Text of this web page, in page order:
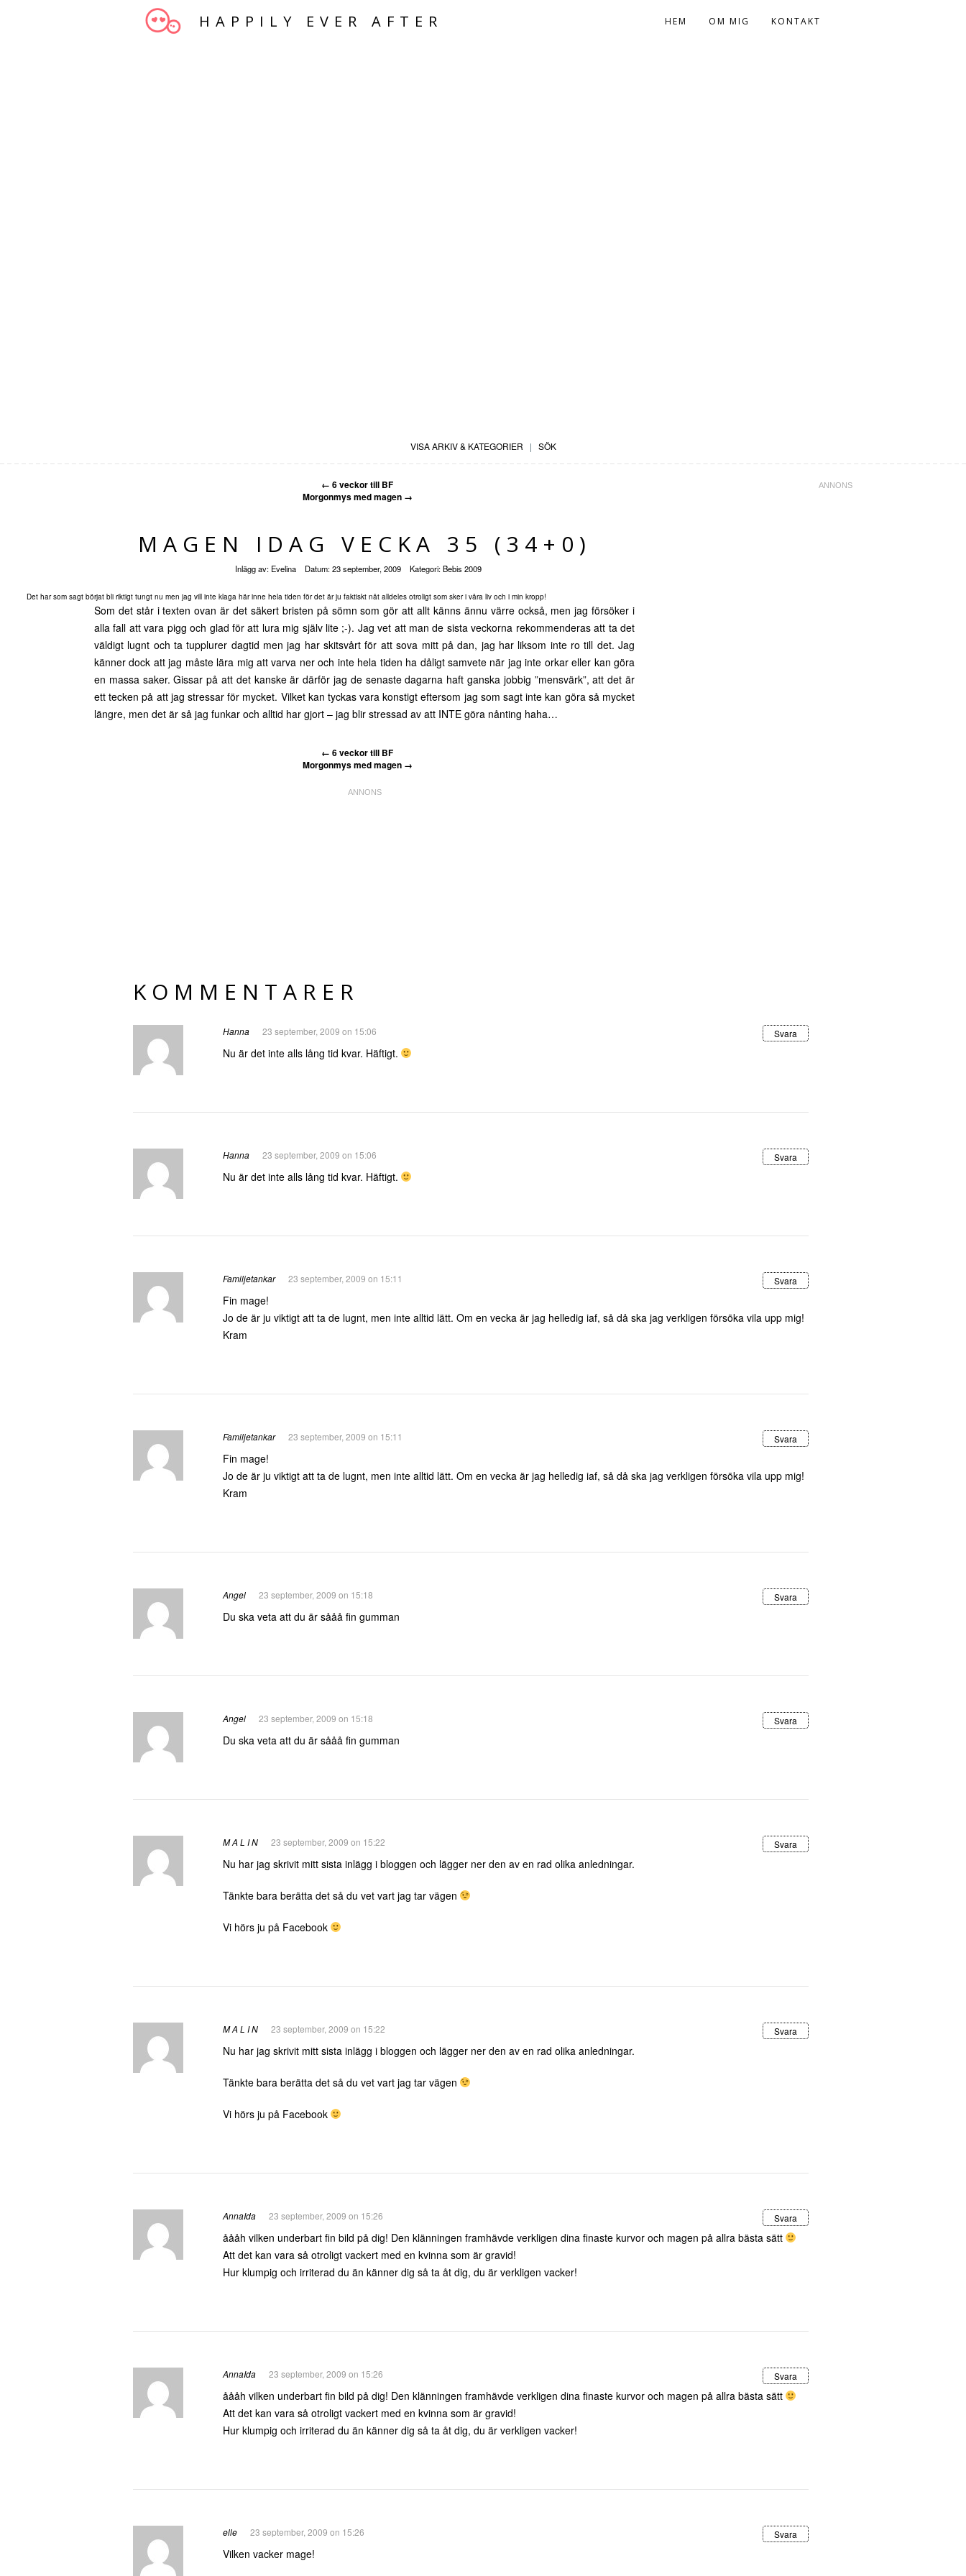
HAPPILY EVER AFTER HEM OM MIG KONTAKT
VISA ARKIV & KATEGORIER | SÖK
← 6 veckor till BF
Morgonmys med magen →
MAGEN IDAG VECKA 35 (34+0)
Inlägg av: Evelina Datum:23 september, 2009 Kategori:Bebis 2009
Det har som sagt börjat bli riktigt tungt nu men jag vill inte klaga här inne hela tiden för det är ju faktiskt nåt alldeles otroligt som sker i våra liv och i min kropp!
Som det står i texten ovan är det säkert bristen på sömn som gör att allt känns ännu värre också, men jag försöker i
alla fall att vara pigg och glad för att lura mig själv lite ;-). Jag vet att man de sista veckorna rekommenderas att ta det
väldigt lugnt och ta tupplurer dagtid men jag har skitsvårt för att sova mitt på dan, jag har liksom inte ro till det. Jag
känner dock att jag måste lära mig att varva ner och inte hela tiden ha dåligt samvete när jag inte orkar eller kan göra
en massa saker. Gissar på att det kanske är därför jag de senaste dagarna haft ganska jobbig ”mensvärk”, att det är
ett tecken på att jag stressar för mycket. Vilket kan tyckas vara konstigt eftersom jag som sagt inte kan göra så mycket
längre, men det är så jag funkar och alltid har gjort – jag blir stressad av att INTE göra nånting haha…
← 6 veckor till BF
Morgonmys med magen →
KOMMENTARER
Hanna 23 september, 2009 on 15:06 Svara
Nu är det inte alls lång tid kvar. Häftigt.
Hanna 23 september, 2009 on 15:06 Svara
Nu är det inte alls lång tid kvar. Häftigt.
Familjetankar 23 september, 2009 on 15:11 Svara
Fin mage!
Jo de är ju viktigt att ta de lugnt, men inte alltid lätt. Om en vecka är jag helledig iaf, så då ska jag verkligen försöka vila upp mig!
Kram
Familjetankar 23 september, 2009 on 15:11 Svara
Fin mage!
Jo de är ju viktigt att ta de lugnt, men inte alltid lätt. Om en vecka är jag helledig iaf, så då ska jag verkligen försöka vila upp mig!
Kram
Angel 23 september, 2009 on 15:18 Svara
Du ska veta att du är sååå fin gumman
Angel 23 september, 2009 on 15:18 Svara
Du ska veta att du är sååå fin gumman
M A L I N 23 september, 2009 on 15:22 Svara
Nu har jag skrivit mitt sista inlägg i bloggen och lägger ner den av en rad olika anledningar.
Tänkte bara berätta det så du vet vart jag tar vägen
Vi hörs ju på Facebook
M A L I N 23 september, 2009 on 15:22 Svara
Nu har jag skrivit mitt sista inlägg i bloggen och lägger ner den av en rad olika anledningar.
Tänkte bara berätta det så du vet vart jag tar vägen
Vi hörs ju på Facebook
AnnaIda 23 september, 2009 on 15:26 Svara
åååh vilken underbart fin bild på dig! Den klänningen framhävde verkligen dina finaste kurvor och magen på allra bästa sätt
Att det kan vara så otroligt vackert med en kvinna som är gravid!
Hur klumpig och irriterad du än känner dig så ta åt dig, du är verkligen vacker!
AnnaIda 23 september, 2009 on 15:26 Svara
åååh vilken underbart fin bild på dig! Den klänningen framhävde verkligen dina finaste kurvor och magen på allra bästa sätt
Att det kan vara så otroligt vackert med en kvinna som är gravid!
Hur klumpig och irriterad du än känner dig så ta åt dig, du är verkligen vacker!
elle 23 september, 2009 on 15:26 Svara
Vilken vacker mage!